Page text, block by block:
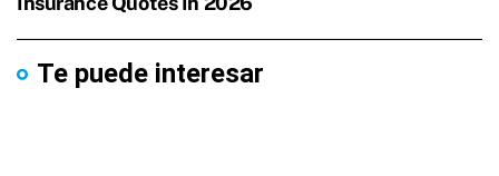
Te puede interesar